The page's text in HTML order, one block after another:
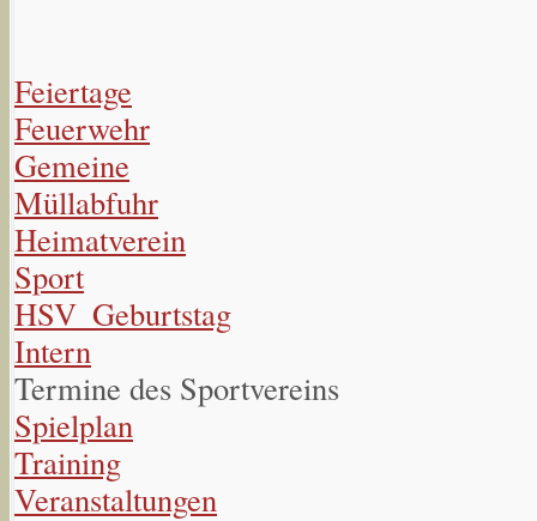
Feiertage
Feuerwehr
Gemeine
Müllabfuhr
Heimatverein
Sport
HSV_Geburtstag
Intern
Termine des Sportvereins
Spielplan
Training
Veranstaltungen